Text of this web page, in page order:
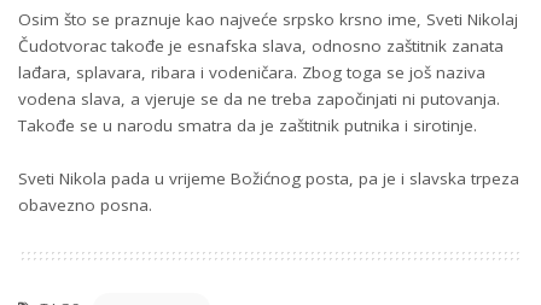
Osim što se praznuje kao najveće srpsko krsno ime, Sveti Nikolaj
Čudotvorac takođe je esnafska slava, odnosno zaštitnik zanata
lađara, splavara, ribara i vodeničara. Zbog toga se još naziva
vodena slava, a vjeruje se da ne treba započinjati ni putovanja.
Takođe se u narodu smatra da je zaštitnik putnika i sirotinje.
Sveti Nikola pada u vrijeme Božićnog posta, pa je i slavska trpeza
obavezno posna.